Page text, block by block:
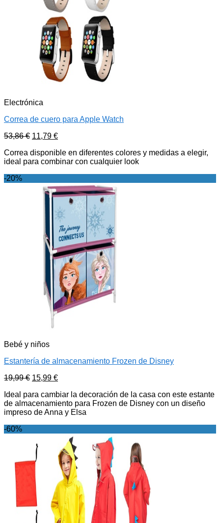
Electrónica
Correa de cuero para Apple Watch
53,86€ 11,79 €
Correa disponible en diferentes colores y medidas a elegir,
ideal para combinar con cualquier look
-20%
Bebé y niños
Estantería de almacenamiento Frozen de Disney
19,99€ 15,99 €
Ideal para cambiar la decoración de la casa con este estante
de almacenamiento para Frozen de Disney con un diseño
impreso de Anna y Elsa
-60%